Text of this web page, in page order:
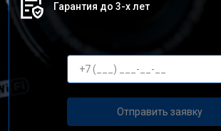
Гарантия до 3-х лет
Отправить заявку